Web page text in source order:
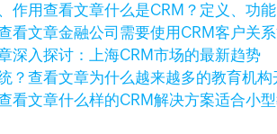
查看文章什么是CRM？定义、功
看文章金融公司需要使用CRM客户关
深入探讨：上海CRM市场的最新趋势
查看文章为什么越来越多的教育机构
看文章什么样的CRM解决方案适合小